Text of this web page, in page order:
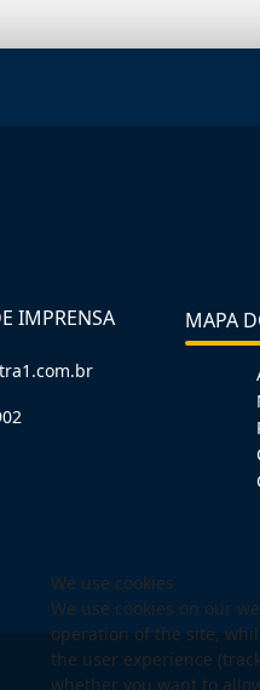
IMPRENSA MAPA
We use cookies
We use cookies on our
operation of the site,
the user experience
whether you want to